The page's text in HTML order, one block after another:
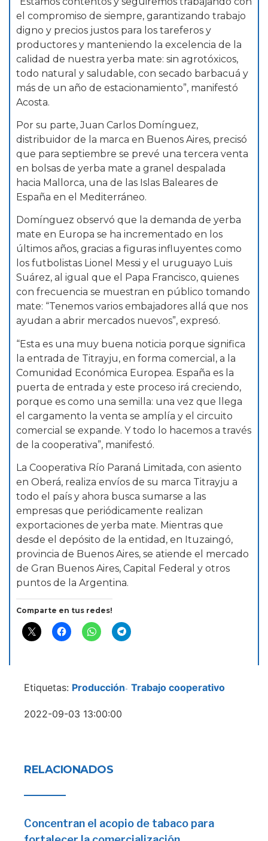
el compromiso de siempre, garantizando trabajo
digno y precios justos para los tareferos y
productores y manteniendo la excelencia de la
calidad de nuestra yerba mate: sin agrotóxicos,
todo natural y saludable, con secado barbacuá y
más de un año de estacionamiento”, manifestó
Acosta.
Por su parte, Juan Carlos Domínguez,
distribuidor de la marca en Buenos Aires, precisó
que para septiembre se prevé una tercera venta
en bolsas de yerba mate a granel despalada
hacia Mallorca, una de las Islas Baleares de
España en el Mediterráneo.
Domínguez observó que la demanda de yerba
mate en Europa se ha incrementado en los
últimos años, gracias a figuras influyentes como
los futbolistas Lionel Messi y el uruguayo Luis
Suárez, al igual que el Papa Francisco, quienes
con frecuencia se muestran en público tomando
mate: “Tenemos varios embajadores allá que nos
ayudan a abrir mercados nuevos”, expresó.
“Esta es una muy buena noticia porque significa
la entrada de Titrayju, en forma comercial, a la
Comunidad Económica Europea. España es la
puerta de entrada y este proceso irá creciendo,
porque es como una semilla: una vez que llega
el cargamento la venta se amplía y el circuito
comercial se expande. Y todo lo hacemos a través
de la cooperativa”, manifestó.
La Cooperativa Río Paraná Limitada, con asiento
en Oberá, realiza envíos de su marca Titrayju a
todo el país y ahora busca sumarse a las
empresas que periódicamente realizan
exportaciones de yerba mate. Mientras que
desde el depósito de la entidad, en Ituzaingó,
provincia de Buenos Aires, se atiende el mercado
de Gran Buenos Aires, Capital Federal y otros
puntos de la Argentina.
Comparte en tus redes!
Etiquetas: Producción- Trabajo cooperativo
2022-09-03 13:00:00
RELACIONADOS
Concentran el acopio de tabaco para